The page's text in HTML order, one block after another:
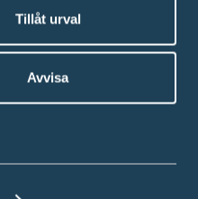
Tillåt urval
Avvisa